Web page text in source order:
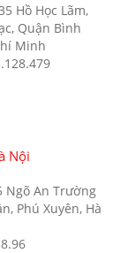
Hồ Học Lãm,
Quận Bình
Minh
Nội
Ngõ An Trường
Phú Xuyên, Hà